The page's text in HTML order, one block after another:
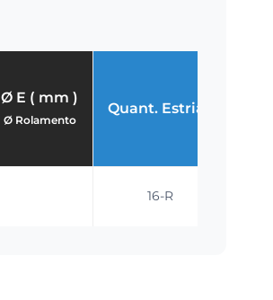
Ø E ( mm )
Ø Rolamento
Quant. Estrias
16-R